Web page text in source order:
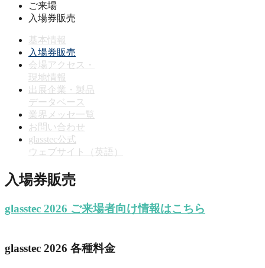
ご来場
入場券販売
基本情報
入場券販売
会場アクセス・
現地情報
出展企業・製品
データベース
業界メッセ一覧
お問い合わせ
glasstec公式
ウェブサイト（英語）
入場券販売
glasstec 2026 ご来場者向け情報はこちら
glasstec 2026 各種料金